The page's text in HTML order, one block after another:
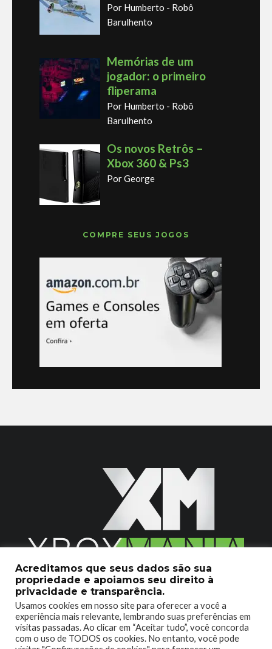
Por Humberto - Robô
Barulhento
Memórias de um
jogador: o primeiro
fliperama
Por Humberto - Robô
Barulhento
Os novos Retrôs –
Xbox 360 & Ps3
Por George
COMPRE SEUS JOGOS
2020 © Xboxmania. Todos os Direitos Reservados.
SOBRE O XBOX MANIA CONTATO
ENCONTROU UM PROBLEMA?
Acreditamos que seus dados são sua
propriedade e apoiamos seu direito à
privacidade e transparência.
Usamos cookies em nosso site para oferecer a você a
experiência mais relevante, lembrando suas preferências em
visitas passadas. Ao clicar em “Aceitar tudo”, você concorda
com o uso de TODOS os cookies. No entanto, você pode